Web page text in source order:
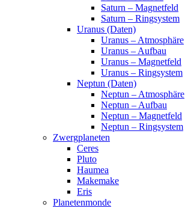
Saturn – Magnetfeld
Saturn – Ringsystem
Uranus (Daten)
Uranus – Atmosphäre
Uranus – Aufbau
Uranus – Magnetfeld
Uranus – Ringsystem
Neptun (Daten)
Neptun – Atmosphäre
Neptun – Aufbau
Neptun – Magnetfeld
Neptun – Ringsystem
Zwergplaneten
Ceres
Pluto
Haumea
Makemake
Eris
Planetenmonde